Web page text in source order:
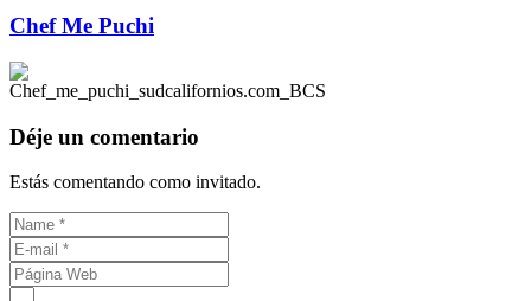
Chef Me Puchi
Déje un comentario
Estás comentando como invitado.